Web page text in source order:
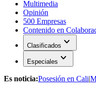
Multimedia
Opinión
500 Empresas
Contenido en
Clasificados expand_more
Especiales expand_more
Es noticia:Posesión en Cali|